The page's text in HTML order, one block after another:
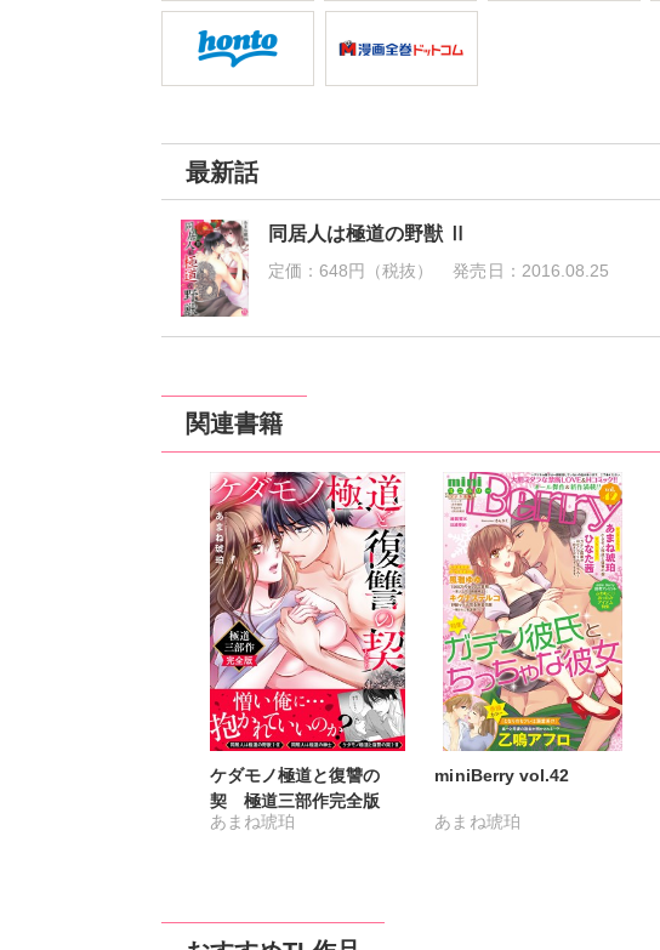
最新話
同居人は極道の野獣 Ⅱ
定価：648円（税抜） 発売日： 2016.08.25
関連書籍
ケダモノ極道と復讐の
契 極道三部作完全版
あまね琥珀
miniBerry vol.42
あまね琥珀